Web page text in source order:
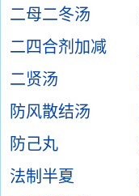
二母二冬汤
二四合剂加减
二贤汤
防风散结汤
防己丸
法制半夏